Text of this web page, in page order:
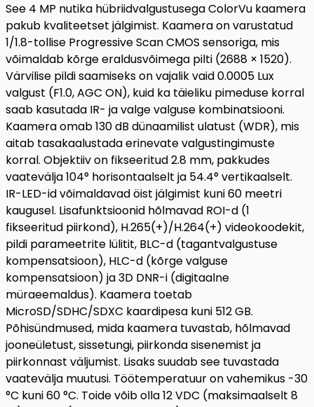
See 4 MP nutika hübriidvalgustusega ColorVu kaamera
pakub kvaliteetset jälgimist. Kaamera on varustatud
1/1.8-tollise Progressive Scan CMOS sensoriga, mis
võimaldab kõrge eraldusvõimega pilti (2688 × 1520).
Värvilise pildi saamiseks on vajalik vaid 0.0005 Lux
valgust (F1.0, AGC ON), kuid ka täieliku pimeduse korral
saab kasutada IR- ja valge valguse kombinatsiooni.
Kaamera omab 130 dB dünaamilist ulatust (WDR), mis
aitab tasakaalustada erinevate valgustingimuste
korral. Objektiiv on fikseeritud 2.8 mm, pakkudes
vaatevälja 104° horisontaalselt ja 54.4° vertikaalselt.
IR-LED-id võimaldavad öist jälgimist kuni 60 meetri
kaugusel. Lisafunktsioonid hõlmavad ROI-d (1
fikseeritud piirkond), H.265(+)/H.264(+) videokoodekit,
pildi parameetrite lülitit, BLC-d (tagantvalgustuse
kompensatsioon), HLC-d (kõrge valguse
kompensatsioon) ja 3D DNR-i (digitaalne
müraeemaldus). Kaamera toetab
MicroSD/SDHC/SDXC kaardipesa kuni 512 GB.
Põhisündmused, mida kaamera tuvastab, hõlmavad
jooneületust, sissetungi, piirkonda sisenemist ja
piirkonnast väljumist. Lisaks suudab see tuvastada
vaatevälja muutusi. Töötemperatuur on vahemikus -30
°C kuni 60 °C. Toide võib olla 12 VDC (maksimaalselt 8